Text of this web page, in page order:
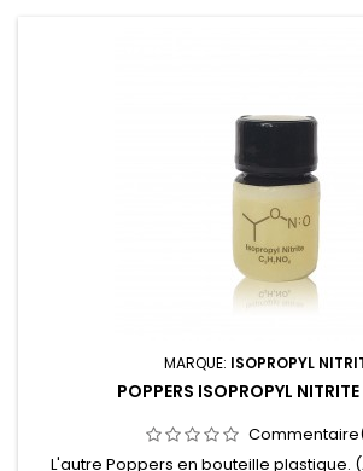
MARQUE: ISOPROPYL
POPPERS ISOPROPYL
L'autre Poppers en bouteille plastique.